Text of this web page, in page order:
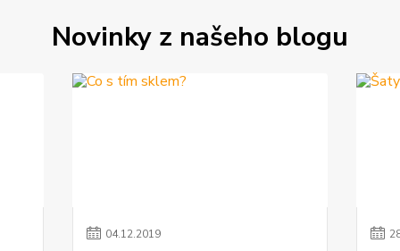
Novinky z našeho blogu
04.12.2019